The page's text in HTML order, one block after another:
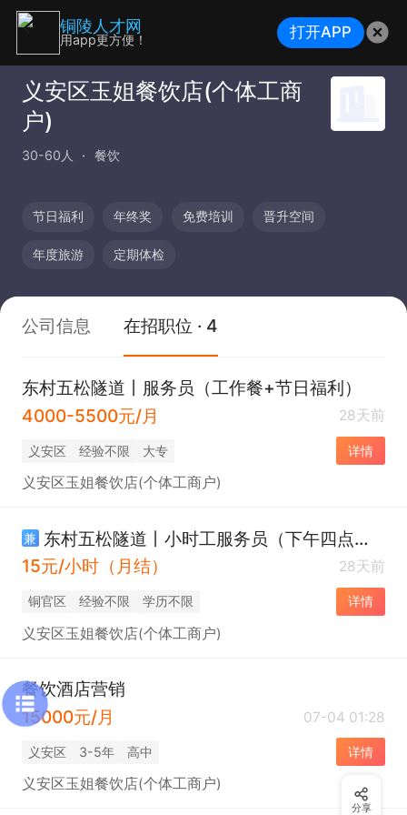
义安区玉姐餐饮店(个体工商
户)
30-60人 餐饮
节日福利 年终奖 免费培训 晋升空间
年度旅游 定期体检
公司信息 在招职位 · 4
东村五松隧道丨服务员（工作餐+节日福利）
4000-5500元/月
28天前
义安区 经验不限 大专 详情
义安区玉姐餐饮店(个体工商户)
兼
东村五松隧道丨小时工服务员（下午四点半到晚上九点）
15元/小时（月结）
28天前
铜官区 经验不限 学历不限 详情
义安区玉姐餐饮店(个体工商户)
餐饮酒店营销
15000元/月
07-04 01:28
义安区 3-5年 高中 详情
义安区玉姐餐饮店(个体工商户)
分享
铜陵人才网
用app更方便！ 打开APP